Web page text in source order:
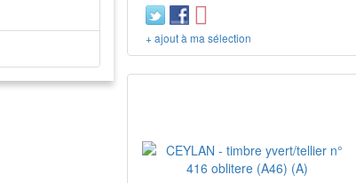
+ ajout à ma sélection